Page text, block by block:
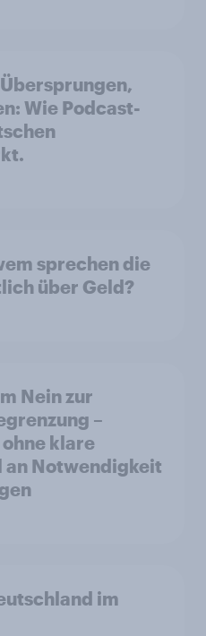
Wie Podcast-
sprechen die
über Geld?
Nein zur
–
klare
Notwendigkeit
im